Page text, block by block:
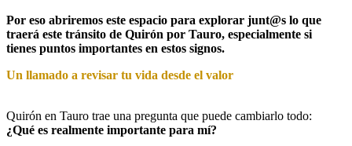
Por eso abriremos este espacio para explorar junt@s lo que
traerá este tránsito de Quirón por Tauro, especialmente si
tienes puntos importantes en estos signos.
Un llamado a revisar tu vida desde el valor
Quirón en Tauro trae una pregunta que puede cambiarlo todo:
¿Qué es realmente importante para mí?